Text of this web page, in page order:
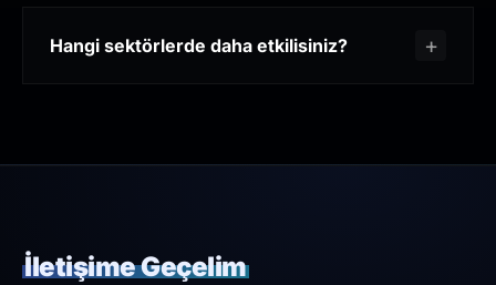
Hangi sektörlerde daha etkilisiniz?
İletişime Geçelim